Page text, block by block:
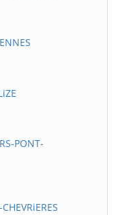
PONT-